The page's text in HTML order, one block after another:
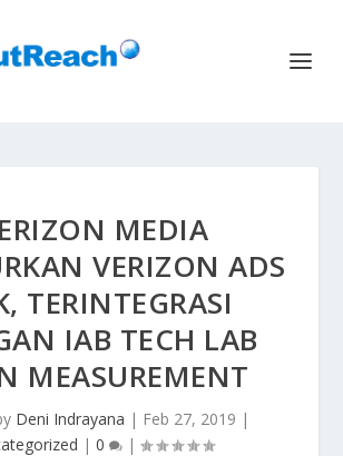
MEDIA
VERIZON ADS
TERINTEGRASI
IAB TECH LAB
MEASUREMENT
Deni Indrayana | Feb 27, 2019 |
| 0 |